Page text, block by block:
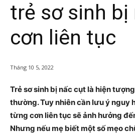
trẻ sơ sinh bị
cơn liên tục
Tháng 10 5, 2022
Trẻ sơ sinh bị nấc cụt là hiện
thường. Tuy nhiên cần lưu ý nguy
từng cơn liên tục sẽ ảnh hưởng
Nhưng nếu mẹ biết một số mẹo